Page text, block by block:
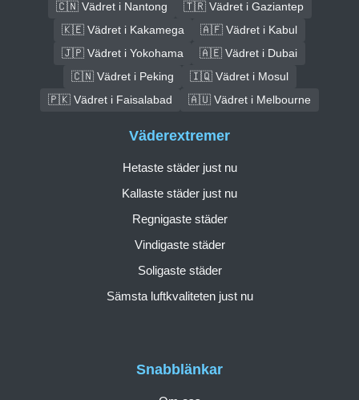
🇨🇳 Vädret i Nantong
🇹🇷 Vädret i Gaziantep
🇰🇪 Vädret i Kakamega
🇦🇫 Vädret i Kabul
🇯🇵 Vädret i Yokohama
🇦🇪 Vädret i Dubai
🇨🇳 Vädret i Peking
🇮🇶 Vädret i Mosul
🇵🇰 Vädret i Faisalabad
🇦🇺 Vädret i Melbourne
Snabblänkar
Väderextremer
Hetaste städer just nu
Kallaste städer just nu
Regnigaste städer
Vindigaste städer
Soligaste städer
Sämsta luftkvaliteten just nu